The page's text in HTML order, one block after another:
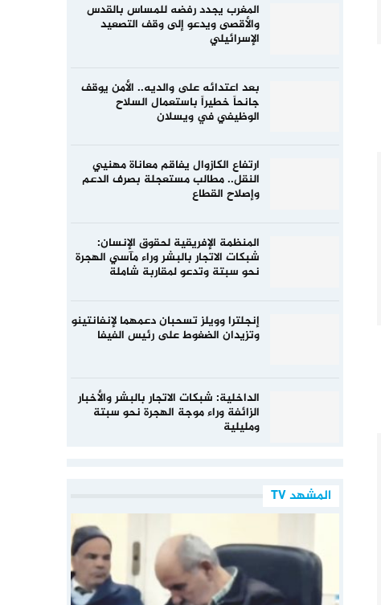
المغرب يجدد رفضه للمساس بالقدس
والأقصى ويدعو إلى وقف التصعيد
الإسرائيلي
بعد اعتدائه على والديه.. الأمن يوقف
جانحاً خطيراً باستعمال السلاح
الوظيفي في ويسلان
ارتفاع الكازوال يفاقم معاناة مهنيي
النقل.. مطالب مستعجلة بصرف الدعم
وإصلاح القطاع
المنظمة الإفريقية لحقوق الإنسان:
شبكات الاتجار بالبشر وراء مآسي الهجرة
نحو سبتة وتدعو لمقاربة شاملة
إنجلترا وويلز تسحبان دعمهما لإنفانتينو
وتزيدان الضغوط على رئيس الفيفا
الداخلية: شبكات الاتجار بالبشر والأخبار
الزائفة وراء موجة الهجرة نحو سبتة
ومليلية
المشهد TV